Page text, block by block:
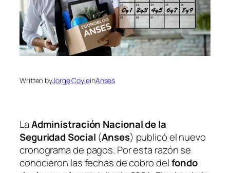
Written byJorge CoyleinAnses
LaAdministración Nacional de la
Seguridad Social (Anses) publicó el nuevo
cronograma de pagos. Por esta razón se
conocieron las fechas de cobro delfondo